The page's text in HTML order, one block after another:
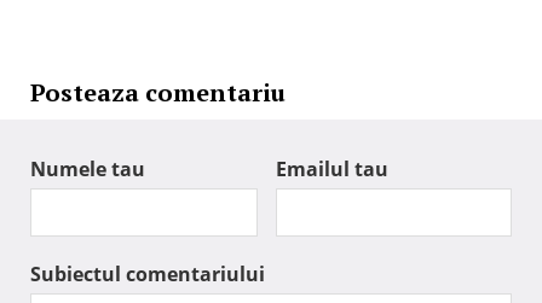
Posteaza comentariu
Numele tau Emailul tau
Subiectul comentariului